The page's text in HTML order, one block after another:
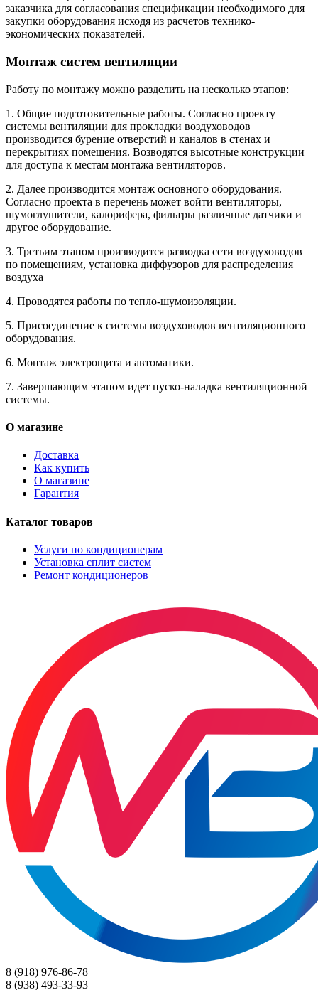
заказчика для согласования спецификации необходимого для
закупки оборудования исходя из расчетов технико-
экономических показателей.
Монтаж систем вентиляции
Работу по монтажу можно разделить на несколько этапов:
1. Общие подготовительные работы. Согласно проекту
системы вентиляции для прокладки воздуховодов
производится бурение отверстий и каналов в стенах и
перекрытиях помещения. Возводятся высотные конструкции
для доступа к местам монтажа вентиляторов.
2. Далее производится монтаж основного оборудования.
Согласно проекта в перечень может войти вентиляторы,
шумоглушители, калорифера, фильтры различные датчики и
другое оборудование.
3. Третьим этапом производится разводка сети воздуховодов
по помещениям, установка диффузоров для распределения
воздуха
4. Проводятся работы по тепло-шумоизоляции.
5. Присоединение к системы воздуховодов вентиляционного
оборудования.
6. Монтаж электрощита и автоматики.
7. Завершающим этапом идет пуско-наладка вентиляционной
системы.
О магазине
Доставка
Как купить
О магазине
Гарантия
Каталог товаров
Услуги по кондиционерам
Установка сплит систем
Ремонт кондиционеров
8 (918) 976-86-78
8 (938) 493-33-93